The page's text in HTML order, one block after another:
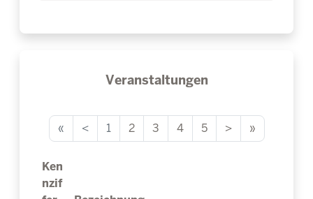
Veranstaltungen
« < 1 2 3 4 5 > »
Ken
nzif